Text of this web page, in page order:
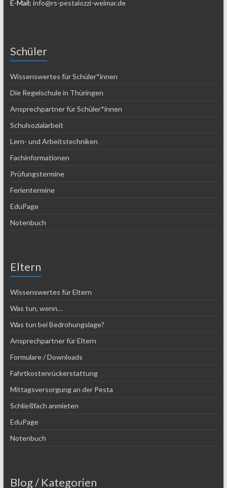
E-Mail: info@rs-pestalozzi-weimar.de
Schüler
Wissenswertes für Schüler*innen
Die Regelschule in Thüringen
Ansprechpartner für Schüler*innen
Schulsozialarbeit
Lern- und Arbeitstechniken
Fachinformationen
Prüfungstermine
Ferientermine
EduPage
Notenbuch
Eltern
Wissenswertes für Eltern
Was tun, wenn…
Was tun bei Bedrohungslage?
Ansprechpartner für Eltern
Formulare / Downloads
Fahrtkostenrückerstattung
Mittagsversorgung an der Pesta
Schließfach anmieten
EduPage
Notenbuch
Blog / Kategorien